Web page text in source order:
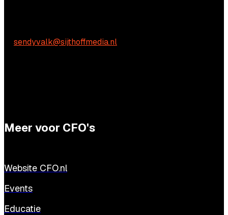
sendyvalk@sijthoffmedia.nl
Meer voor CFO's
Website CFO.nl
Events
Educatie